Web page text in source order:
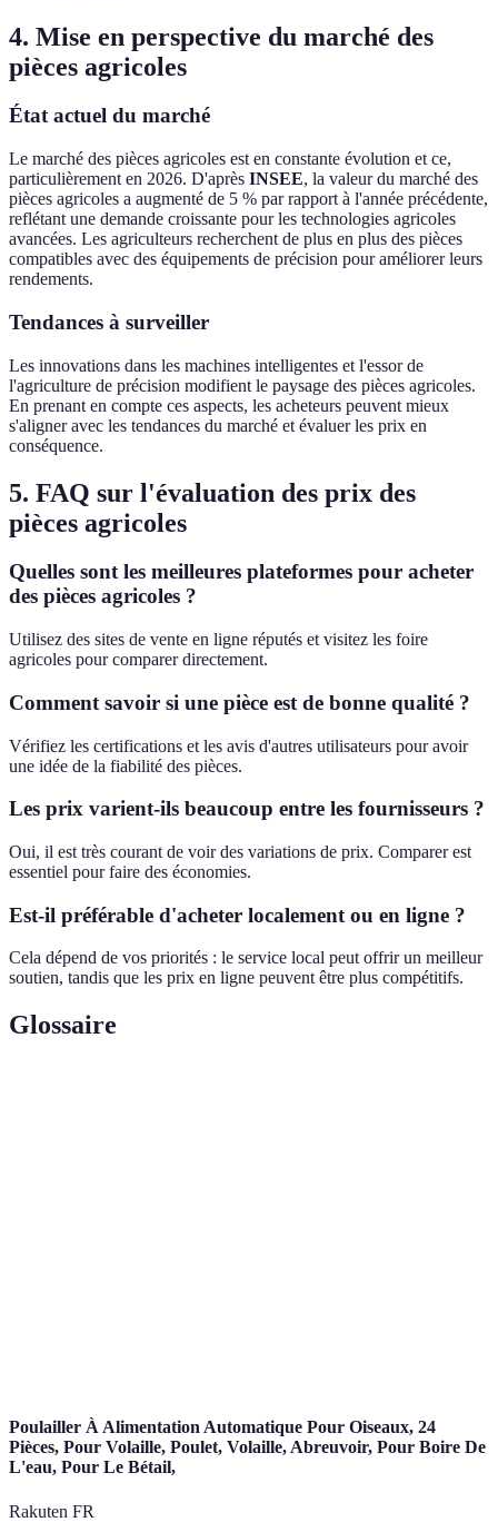
4. Mise en perspective du marché des
pièces agricoles
État actuel du marché
Le marché des pièces agricoles est en constante évolution et ce,
particulièrement en 2026. D'après INSEE, la valeur du marché des
pièces agricoles a augmenté de 5 % par rapport à l'année précédente,
reflétant une demande croissante pour les technologies agricoles
avancées. Les agriculteurs recherchent de plus en plus des pièces
compatibles avec des équipements de précision pour améliorer leurs
rendements.
Tendances à surveiller
Les innovations dans les machines intelligentes et l'essor de
l'agriculture de précision modifient le paysage des pièces agricoles.
En prenant en compte ces aspects, les acheteurs peuvent mieux
s'aligner avec les tendances du marché et évaluer les prix en
conséquence.
5. FAQ sur l'évaluation des prix des
pièces agricoles
Quelles sont les meilleures plateformes pour acheter
des pièces agricoles ?
Utilisez des sites de vente en ligne réputés et visitez les foire
agricoles pour comparer directement.
Comment savoir si une pièce est de bonne qualité ?
Vérifiez les certifications et les avis d'autres utilisateurs pour avoir
une idée de la fiabilité des pièces.
Les prix varient-ils beaucoup entre les fournisseurs ?
Oui, il est très courant de voir des variations de prix. Comparer est
essentiel pour faire des économies.
Est-il préférable d'acheter localement ou en ligne ?
Cela dépend de vos priorités : le service local peut offrir un meilleur
soutien, tandis que les prix en ligne peuvent être plus compétitifs.
Glossaire
Poulailler À Alimentation Automatique Pour Oiseaux, 24
Pièces, Pour Volaille, Poulet, Volaille, Abreuvoir, Pour Boire De
L'eau, Pour Le Bétail,
Rakuten FR